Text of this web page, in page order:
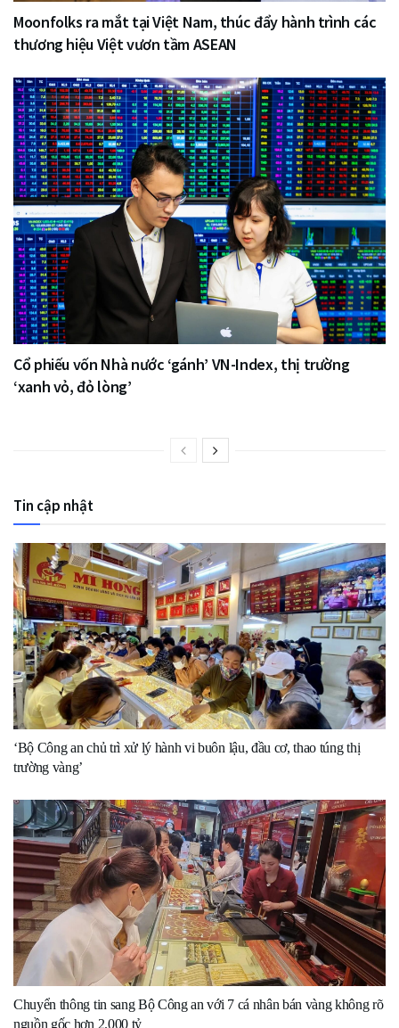
Moonfolks ra mắt tại Việt Nam, thúc đẩy hành trình các
thương hiệu Việt vươn tầm ASEAN
Cổ phiếu vốn Nhà nước ‘gánh’ VN-Index, thị trường
‘xanh vỏ, đỏ lòng’
Tin cập nhật
‘Bộ Công an chủ trì xử lý hành vi buôn lậu, đầu cơ, thao túng thị
trường vàng’
Chuyển thông tin sang Bộ Công an với 7 cá nhân bán vàng không rõ
nguồn gốc hơn 2.000 tỷ